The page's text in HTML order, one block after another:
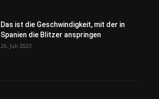
Das ist die Geschwindigkeit, mit der in
Spanien die Blitzer anspringen
26. Juli 2023